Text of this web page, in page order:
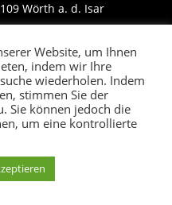
Wörth a. d. Isar
49 00 26
N. Kilic
08702 /9490025
Website, um Ihnen
indem wir Ihre
wiederholen. Indem
stimmen Sie der
Sie können jedoch die
um eine kontrollierte